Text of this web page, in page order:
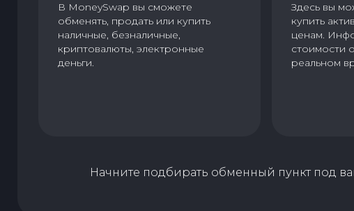
В MoneySwap вы сможете
обменять, продать или купить
наличные, безналичные,
криптовалюты, электронные
деньги.
Здесь вы
купить
ценам.
стоимости
реальном
Начните подбирать обменный пункт под